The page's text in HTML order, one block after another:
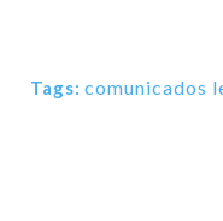
Tags: comunicados